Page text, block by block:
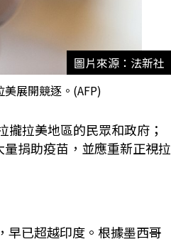
圖片來源：法新社
展開競逐。(AFP)
拉美地區的民眾和政府；
捐助疫苗，並應重新正視拉
早已超越印度。根據墨西哥